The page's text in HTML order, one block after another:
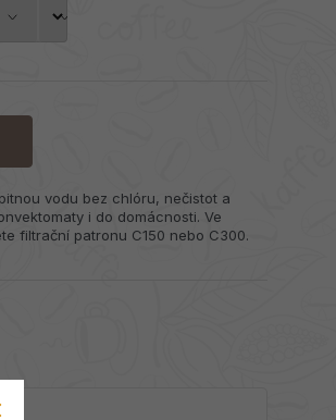
vodu bez chlóru, nečistot a
i do domácnosti. Ve
filtrační patronu C150 nebo C300.